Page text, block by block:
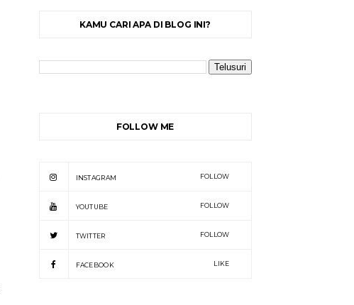
KAMU CARI APA DI BLOG INI?
FOLLOW ME
INSTAGRAM FOLLOW
YOUTUBE FOLLOW
TWITTER FOLLOW
FACEBOOK LIKE